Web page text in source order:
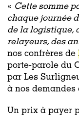
« Cette somme
chaque journée
de la logistique,
relayeurs, des
nos confrères de
porte-parole du
par Les
à nos demandes
Un prix à payer